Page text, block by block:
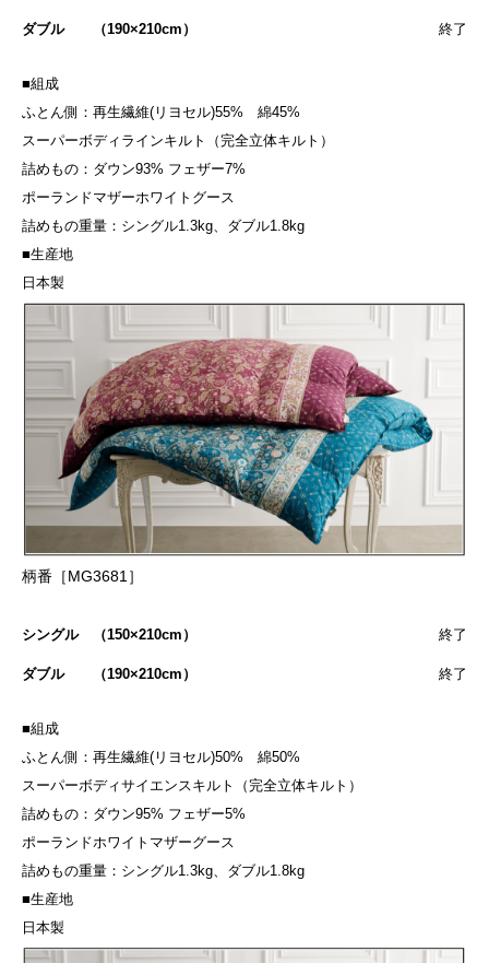
ダブル （190×210cm） 終了
■組成
ふとん側：再生繊維(リヨセル)55% 綿45%
スーパーボディラインキルト（完全立体キルト）
詰めもの：ダウン93% フェザー7%
ポーランドマザーホワイトグース
詰めもの重量：シングル1.3kg、ダブル1.8kg
■生産地
日本製
柄番［MG3681］
シングル （150×210cm） 終了
ダブル （190×210cm） 終了
■組成
ふとん側：再生繊維(リヨセル)50% 綿50%
スーパーボディサイエンスキルト（完全立体キルト）
詰めもの：ダウン95% フェザー5%
ポーランドホワイトマザーグース
詰めもの重量：シングル1.3kg、ダブル1.8kg
■生産地
日本製